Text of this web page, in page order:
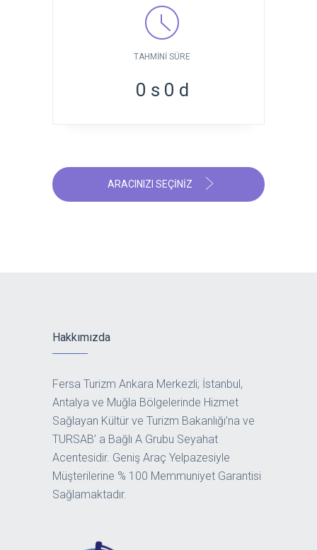
TAHMINI SÜRE
0 s 0 d
ARACINIZI SEÇINIZ
Hakkımızda
Fersa Turizm Ankara Merkezli; İstanbul,
Antalya ve Muğla Bölgelerinde Hizmet
Sağlayan Kültür ve Turizm Bakanlığı’na ve
TURSAB’ a Bağlı A Grubu Seyahat
Acentesidir. Geniş Araç Yelpazesiyle
Müşterilerine % 100 Memmuniyet Garantisi
Sağlamaktadır.